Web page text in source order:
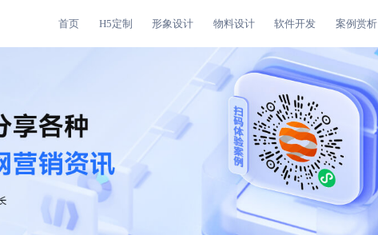
首页 H5定制 形象设计 物料设计 软件开发 案例赏析